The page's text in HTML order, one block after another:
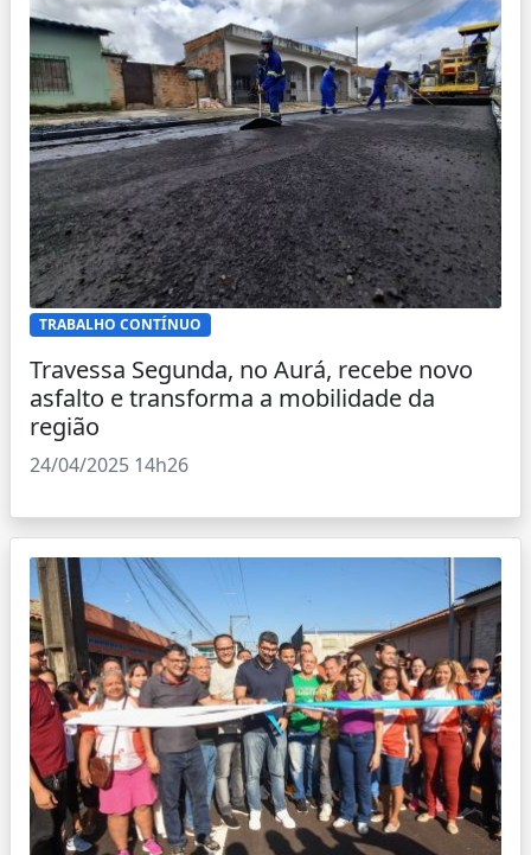
TRABALHO CONTÍNUO
Travessa Segunda, no Aurá, recebe novo
asfalto e transforma a mobilidade da
região
24/04/2025 14h26